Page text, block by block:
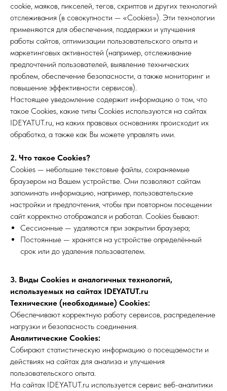
cookie, маяков, пикселей, тегов, скриптов и других технологий
отслеживания (в совокупности — «Cookies»). Эти технологии
применяются для обеспечения, поддержки и улучшения
работы сайтов, оптимизации пользовательского опыта и
маркетинговых активностей (например, отслеживание
предпочтений пользователей, выявление технических
проблем, обеспечение безопасности, а также мониторинг и
повышение эффективности сервисов).
Настоящее уведомление содержит информацию о том, что
такое Cookies, какие типы Cookies используются на сайтах
IDEYATUT.ru, на каких правовых основаниях происходит их
обработка, а также как Вы можете управлять ими.
2. Что такое Cookies?
Cookies — небольшие текстовые файлы, сохраняемые
браузером на Вашем устройстве. Они позволяют сайтам
запоминать информацию, например, пользовательские
настройки и предпочтения, чтобы при повторном посещении
сайт корректно отображался и работал. Cookies бывают:
Сессионные — удаляются при закрытии браузера;
Постоянные — хранятся на устройстве определённый
срок или до удаления пользователем.
3. Виды Cookies и аналогичных технологий,
используемых на сайтах IDEYATUT.ru
Технические (необходимые) Cookies:
Обеспечивают корректную работу сервисов, распределение
нагрузки и безопасность соединения.
Аналитические Cookies:
Собирают статистическую информацию о посещаемости и
действиях на сайтах для анализа и улучшения
пользовательского опыта.
На сайтах IDEYATUT.ru используется сервис веб-аналитики